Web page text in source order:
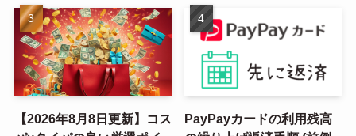
【2026年8月8日更新】コス
PayPayカードの利用残高